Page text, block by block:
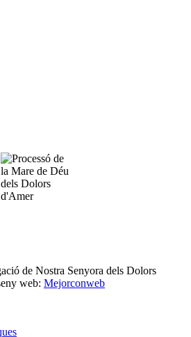
de Nostra Senyora dels Dolors
web: Mejorconweb